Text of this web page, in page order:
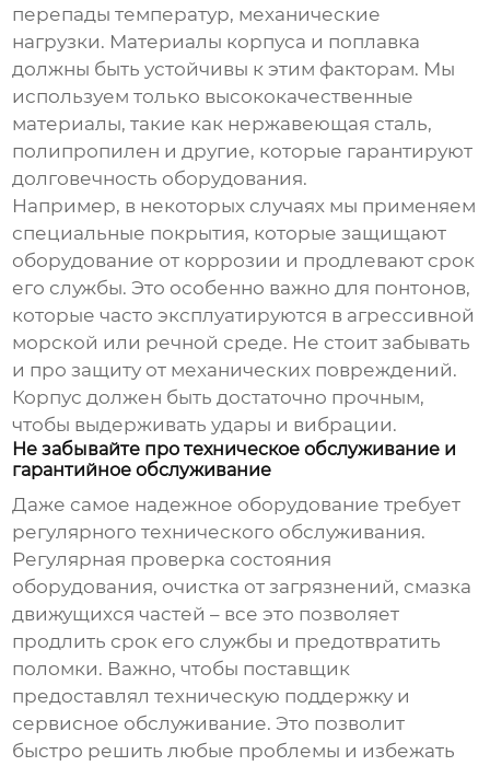
перепады температур, механические
нагрузки. Материалы корпуса и поплавка
должны быть устойчивы к этим факторам. Мы
используем только высококачественные
материалы, такие как нержавеющая сталь,
полипропилен и другие, которые гарантируют
долговечность оборудования.
Например, в некоторых случаях мы применяем
специальные покрытия, которые защищают
оборудование от коррозии и продлевают срок
его службы. Это особенно важно для понтонов,
которые часто эксплуатируются в агрессивной
морской или речной среде. Не стоит забывать
и про защиту от механических повреждений.
Корпус должен быть достаточно прочным,
чтобы выдерживать удары и вибрации.
Не забывайте про техническое обслуживание и
гарантийное обслуживание
Даже самое надежное оборудование требует
регулярного технического обслуживания.
Регулярная проверка состояния
оборудования, очистка от загрязнений, смазка
движущихся частей – все это позволяет
продлить срок его службы и предотвратить
поломки. Важно, чтобы поставщик
предоставлял техническую поддержку и
сервисное обслуживание. Это позволит
быстро решить любые проблемы и избежать